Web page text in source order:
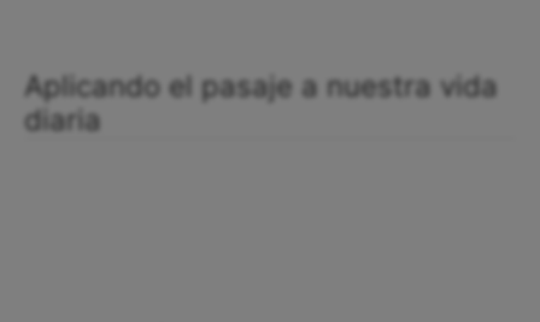
Aplicando el pasaje a nuestra vida
diaria